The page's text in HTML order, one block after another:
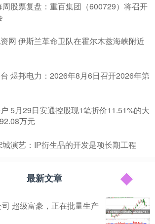
股票复盘：重百集团（600729）将召开
网 伊斯兰革命卫队在霍尔木兹海峡附近
煜邦电力：2026年8月6日召开2026年第
5月29日安通控股现1笔折价11.51%的大
万元
演艺：IP衍生品的开发是项长期工程
最新文章
超级富豪，正在批量生产